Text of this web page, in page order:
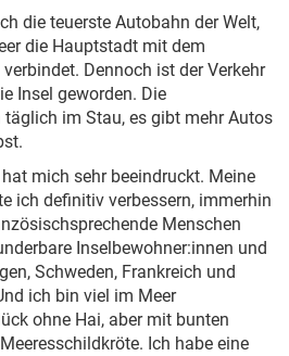
die teuerste Autobahn der Welt,
die Hauptstadt mit dem
Dennoch ist der Verkehr
Insel geworden. Die
täglich im Stau, es gibt mehr Autos
mich sehr beeindruckt. Meine
ich definitiv verbessern, immerhin
Menschen
Inselbewohner:innen und
Schweden, Frankreich und
ich bin viel im Meer
ohne Hai, aber mit bunten
Ich habe eine